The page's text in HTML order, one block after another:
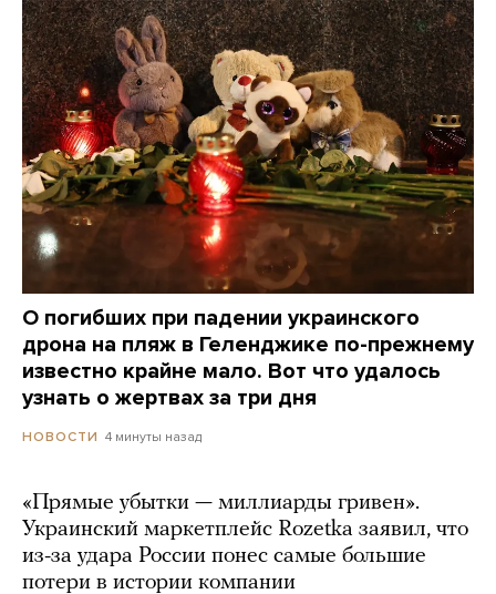
О погибших при падении украинского
дрона на пляж в Геленджике по-прежнему
известно крайне мало. Вот что удалось
узнать о жертвах за три дня
НОВОСТИ 4 минуты назад
«Прямые убытки — миллиарды гривен».
Украинский маркетплейс Rozetka заявил, что
из-за удара России понес самые большие
потери в истории компании